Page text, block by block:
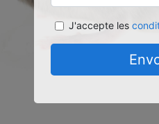
J'accepte les